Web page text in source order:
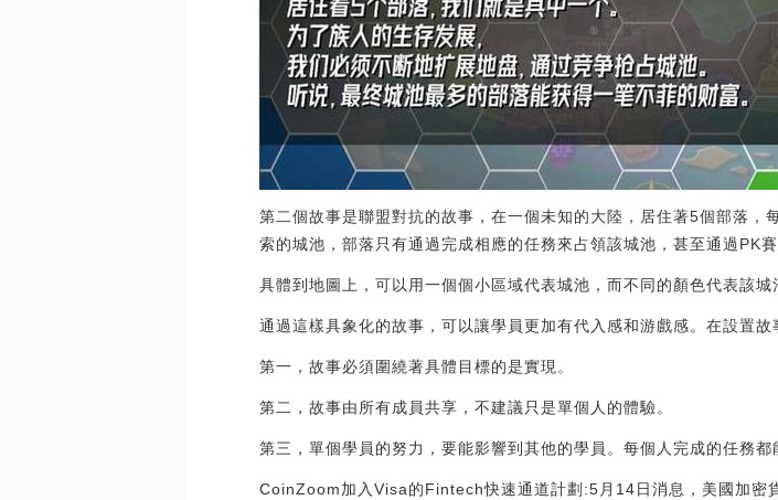
第二個故事是聯盟對抗的故事，在一個未知的大陸，居住著5個部落
索的城池，部落只有通過完成相應的任務來占領該城池，甚至通過PK
具體到地圖上，可以用一個個小區域代表城池，而不同的顏色代表該城
通過這樣具象化的故事，可以讓學員更加有代入感和游戲感。在設置故
第一，故事必須圍繞著具體目標的是實現。
第二，故事由所有成員共享，不建議只是單個人的體驗。
第三，單個學員的努力，要能影響到其他的學員。每個人完成的任務都
CoinZoom加入Visa的Fintech快速通道計劃:5月14日消息，美國加